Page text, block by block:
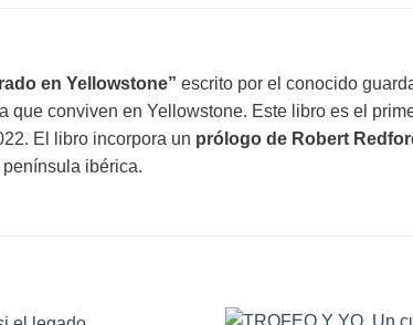
en Yellowstone” escrito por el conocido
conviven en Yellowstone. Este libro es el
El libro incorpora un prólogo de Robert
ibérica.